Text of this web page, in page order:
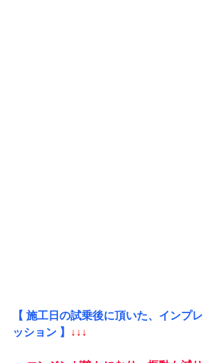
【 施工日の試乗後に頂いた、インプレ
ッション 】
↓↓↓